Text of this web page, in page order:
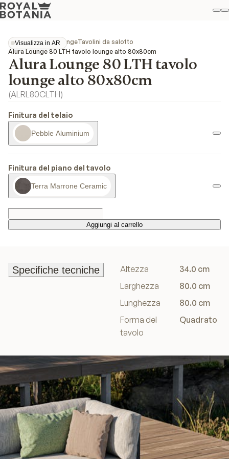
Il
Visualizza in AR
Visualizza in AR
CollezioniAlura LoungeTavolini da salotto
Alura Lounge 80 LTH tavolo lounge alto 80x80cm
Alura Lounge 80 LTH tavolo
lounge alto 80x80cm
(ALRL80CLTH)
Finitura del telaio
Pebble Aluminium
Finitura del piano del tavolo
Terra Marrone Ceramic
Aggiungi al carrello
Aggiungi al carrello
Specifiche tecniche
Altezza
34.0 cm
Larghezza
80.0 cm
Lunghezza
80.0 cm
Forma del
tavolo
Quadrato